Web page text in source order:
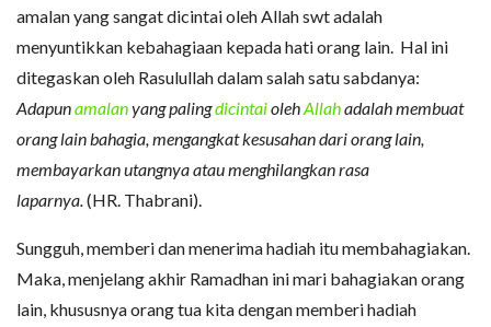
amalan yang sangat dicintai oleh Allah swt adalah
menyuntikkan kebahagiaan kepada hati orang lain. Hal ini
ditegaskan oleh Rasulullah dalam salah satu sabdanya:
Adapunamalanyang palingdicintaiolehAllahadalah membuat
orang lain bahagia, mengangkat kesusahan dari orang lain,
membayarkan utangnya atau menghilangkan rasa
laparnya. (HR. Thabrani).
Sungguh, memberi dan menerima hadiah itu membahagiakan.
Maka, menjelang akhir Ramadhan ini mari bahagiakan orang
lain, khususnya orang tua kita dengan memberi hadiah